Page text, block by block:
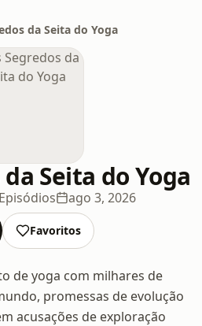
da Seita do Yoga
Seita do Yoga
ago 3, 2026
Favoritos
de yoga com milhares de
promessas de evolução
acusações de exploração